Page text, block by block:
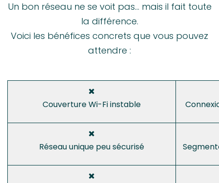
Un bon réseau ne se voit pas… mais il fait toute
la différence.
Voici les bénéfices concrets que vous pouvez
attendre :
Couverture Wi-Fi instable
Réseau unique peu sécurisé